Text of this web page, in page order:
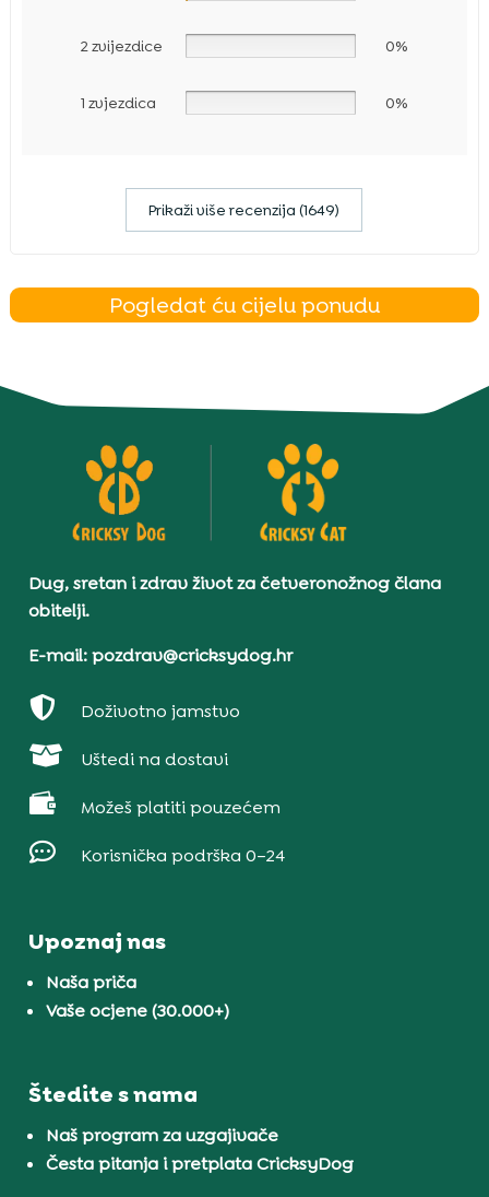
2 zvijezdice 0%
1 zvjezdica 0%
Prikaži više recenzija (1649)
Pogledat ću cijelu ponudu
Dug, sretan i zdrav život za četveronožnog člana
obitelji.
E-mail: pozdrav@cricksydog.hr
 Doživotno jamstvo
 Uštedi na dostavi
 Možeš platiti pouzećem
 Korisnička podrška 0–24
Upoznaj nas
Naša priča
Vaše ocjene (30.000+)
Štedite s nama
Naš program za uzgajivače
Česta pitanja i pretplata CricksyDog